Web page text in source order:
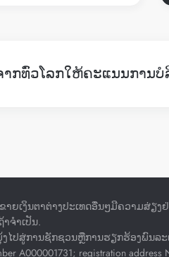
ກທົ່ວໂລກໃຫ້ຄະແນນການບໍ
າຍເງິນຕາຕ່າງປະເທດອື່ນໆມີຄວາມສ່
ຈໍາເປັນ.
ໄປສູ່ການຊັກຊວນຫຼືການຮຽກຮ້ອງພົນ
A000001731; registration address